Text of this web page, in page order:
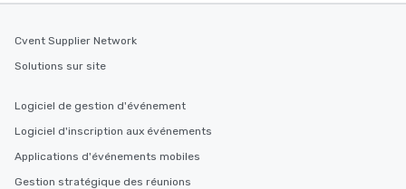
Cvent Supplier Network
Solutions sur site
Logiciel de gestion d'événement
Logiciel d'inscription aux événements
Applications d'événements mobiles
Gestion stratégique des réunions